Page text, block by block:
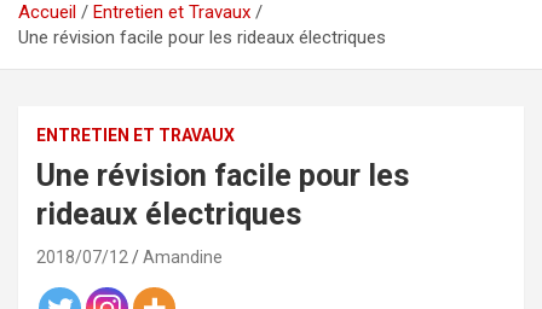
Accueil
Entretien et Travaux
Une révision facile pour les rideaux électriques
ENTRETIEN ET TRAVAUX
Une révision facile pour les
rideaux électriques
2018/07/12 Amandine